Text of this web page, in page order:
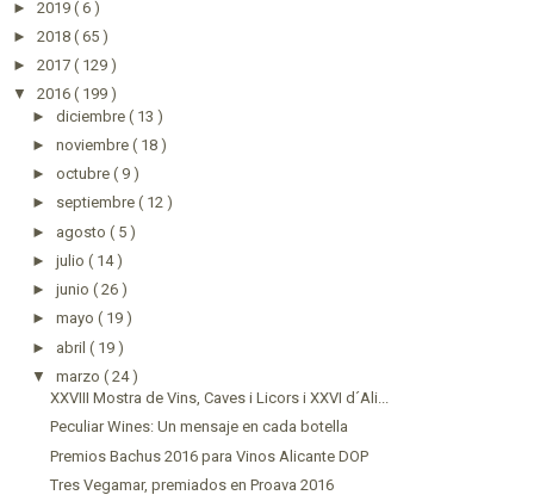
► 2019 ( 6 )
► 2018 ( 65 )
► 2017 ( 129 )
▼ 2016 ( 199 )
► diciembre ( 13 )
► noviembre ( 18 )
► octubre ( 9 )
► septiembre ( 12 )
► agosto ( 5 )
► julio ( 14 )
► junio ( 26 )
► mayo ( 19 )
► abril ( 19 )
▼ marzo ( 24 )
XXVIII Mostra de Vins, Caves i Licors i XXVI d´Ali...
Peculiar Wines: Un mensaje en cada botella
Premios Bachus 2016 para Vinos Alicante DOP
Tres Vegamar, premiados en Proava 2016